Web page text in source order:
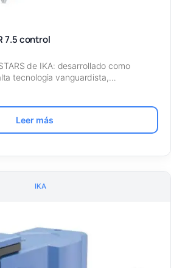
7.5 control
de IKA: desarrollado como
tecnología vanguardista,…
Leer más
IKA